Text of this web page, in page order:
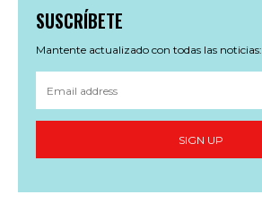
SUSCRÍBETE
Mantente actualizado con todas las noticias:
SIGN UP